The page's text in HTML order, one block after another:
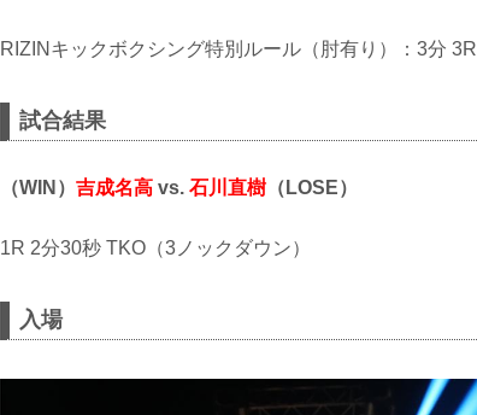
RIZINキックボクシング特別ルール（肘有り）：3分 3R
試合結果
（WIN） 吉成名高 vs. 石川直樹 （LOSE）
1R 2分30秒 TKO（3ノックダウン）
入場